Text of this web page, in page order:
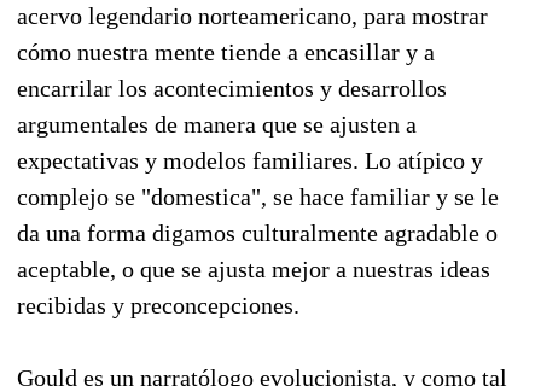
acervo legendario norteamericano, para mostrar
cómo nuestra mente tiende a encasillar y a
encarrilar los acontecimientos y desarrollos
argumentales de manera que se ajusten a
expectativas y modelos familiares. Lo atípico y
complejo se "domestica", se hace familiar y se le
da una forma digamos culturalmente agradable o
aceptable, o que se ajusta mejor a nuestras ideas
recibidas y preconcepciones.
Gould es un narratólogo evolucionista, y como tal